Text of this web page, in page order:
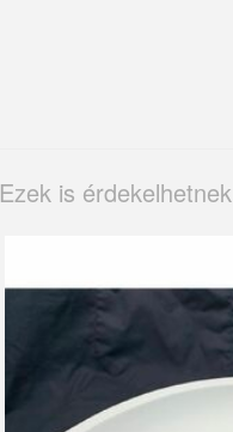
Ezek is érdekelhetnek